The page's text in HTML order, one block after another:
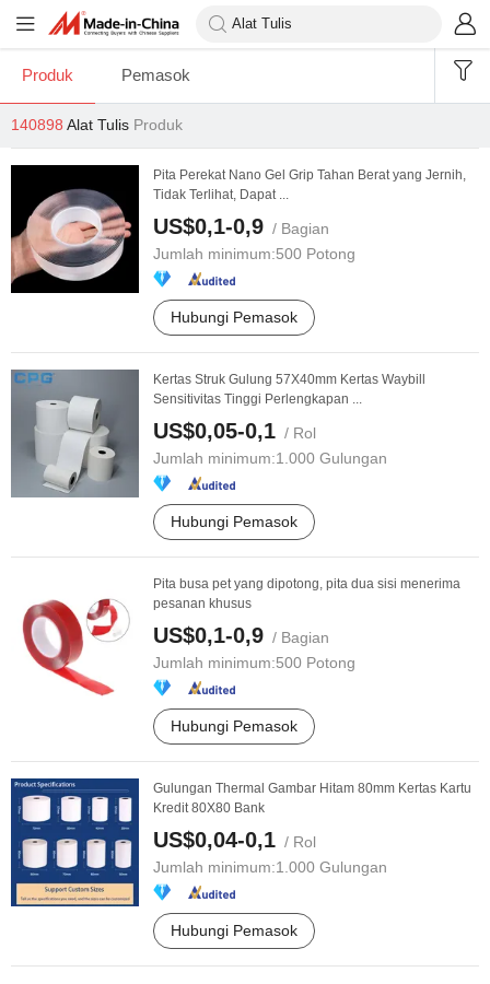
Produk Pemasok
140898 Alat Tulis Produk
Pita Perekat Nano Gel Grip Tahan Berat yang Jernih,
Tidak Terlihat, Dapat ...
US$0,1-0,9 / Bagian
Jumlah minimum:500 Potong
Hubungi Pemasok
Kertas Struk Gulung 57X40mm Kertas Waybill
Sensitivitas Tinggi Perlengkapan ...
US$0,05-0,1 / Rol
Jumlah minimum:1.000 Gulungan
Hubungi Pemasok
Pita busa pet yang dipotong, pita dua sisi menerima
pesanan khusus
US$0,1-0,9 / Bagian
Jumlah minimum:500 Potong
Hubungi Pemasok
Gulungan Thermal Gambar Hitam 80mm Kertas Kartu
Kredit 80X80 Bank
US$0,04-0,1 / Rol
Jumlah minimum:1.000 Gulungan
Hubungi Pemasok